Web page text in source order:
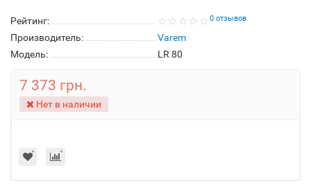
Рейтинг: 0 отзывов
Производитель:
Varem
Модель:
LR 80
7 373 грн.
Нет в наличии